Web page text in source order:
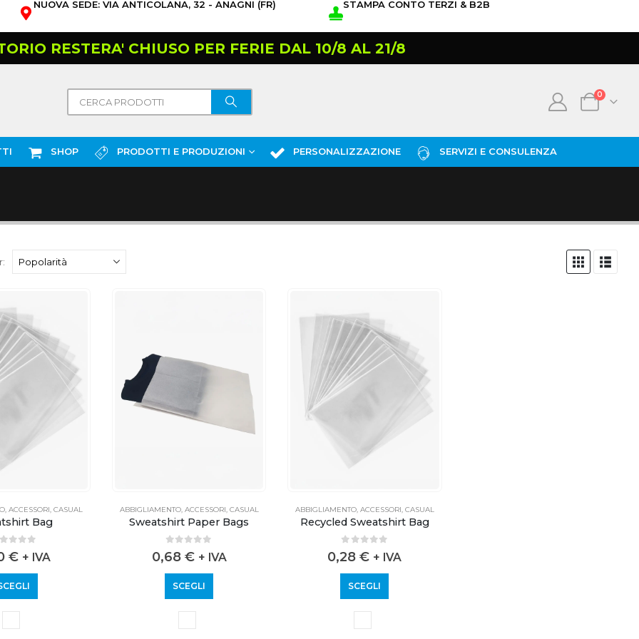
NUOVA SEDE: VIA ANTICOLANA, 32 - ANAGNI (FR) STAMPA CONTO TERZI & B2B
RESTERA' CHIUSO PER FERIE DAL 10/8 AL 21/8
0
SHOP PRODOTTI E PRODUZIONI PERSONALIZZAZIONE SERVIZI E CONSULENZA
,ACCESSORI,CASUAL
Bag
of 5
€ + IVA
ABBIGLIAMENTO, ACCESSORI, CASUAL
Sweatshirt Paper Bags
0 out of 5
0,68 € + IVA
SCEGLI
ABBIGLIAMENTO, ACCESSORI, CASUAL
Recycled Sweatshirt Bag
0 out of 5
0,28€ + IVA
SCEGLI